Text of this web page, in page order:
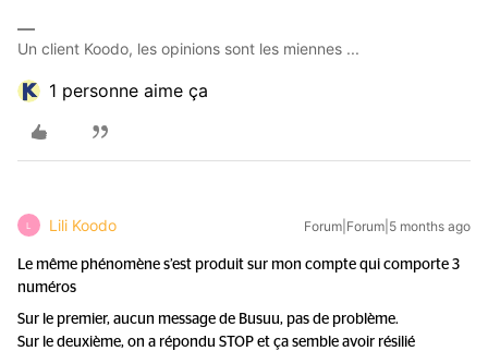
Un client Koodo, les opinions sont les miennes ...
1 personne aime ça
L Lili Koodo Forum|Forum|5 months ago
Le même phénomène s’est produit sur mon compte qui comporte 3
numéros
Sur le premier, aucun message de Busuu, pas de problème.
Sur le deuxième, on a répondu STOP et ça semble avoir résilié